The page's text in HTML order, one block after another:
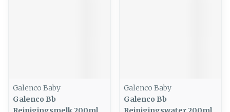
Galenco Baby
Galenco Bb
Galenco Baby
Galenco Bb